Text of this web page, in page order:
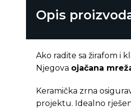
Opis
Ako radite sa žirafom i
Njegova ojačana
Keramička zrna
projektu. Idealno